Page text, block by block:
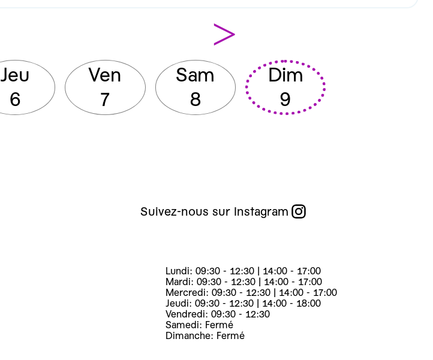
>
Jeu
6
Ven
7
Sam
8
Dim
9
Suivez-nous sur Instagram
Lundi: 09:30 - 12:30 | 14:00 - 17:00
Mardi: 09:30 - 12:30 | 14:00 - 17:00
Mercredi: 09:30 - 12:30 | 14:00 - 17:00
Jeudi: 09:30 - 12:30 | 14:00 - 18:00
Vendredi: 09:30 - 12:30
Samedi: Fermé
Dimanche: Fermé